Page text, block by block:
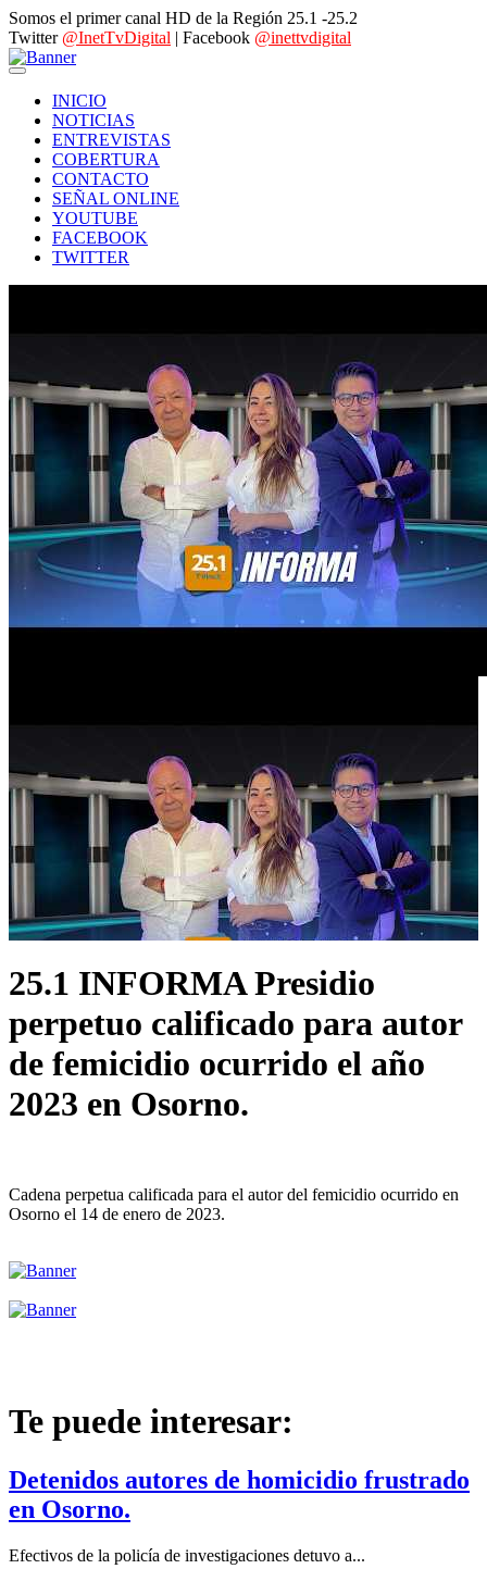
Somos el primer canal HD de la Región 25.1 -25.2
Twitter @InetTvDigital | Facebook @inettvdigital
INICIO
NOTICIAS
ENTREVISTAS
COBERTURA
CONTACTO
SEÑAL ONLINE
YOUTUBE
FACEBOOK
TWITTER
25.1 INFORMA Presidio
perpetuo calificado para autor
de femicidio ocurrido el año
2023 en Osorno.
Cadena perpetua calificada para el autor del femicidio ocurrido en
Osorno el 14 de enero de 2023.
Te puede interesar:
Detenidos autores de homicidio frustrado
en Osorno.
Efectivos de la policía de investigaciones detuvo a...